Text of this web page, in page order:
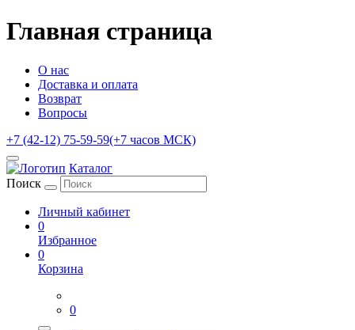
Главная страница
О нас
Доставка и оплата
Возврат
Вопросы
+7 (42-12) 75-59-59(+7 часов МСК)
Каталог
Поиск
Личный кабинет
0
Избранное
0
Корзина
0